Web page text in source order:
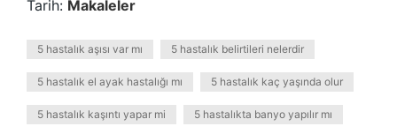
Tarih: Makaleler
5 hastalık aşısı var mı 5 hastalık belirtileri nelerdir
5 hastalık el ayak hastalığı mı 5 hastalık kaç yaşında olur
5 hastalık kaşıntı yapar mi 5 hastalıkta banyo yapılır mı